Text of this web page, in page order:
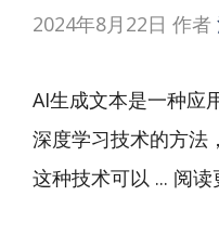
2024年8月22日 作者
AI生成文本是一种应
深度学习技术的方法
这种技术可以 ... 阅读